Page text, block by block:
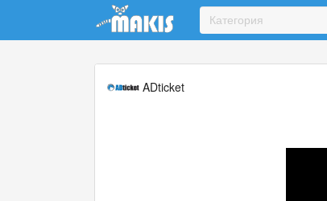
Update cookies preferences
Категория
ADticket